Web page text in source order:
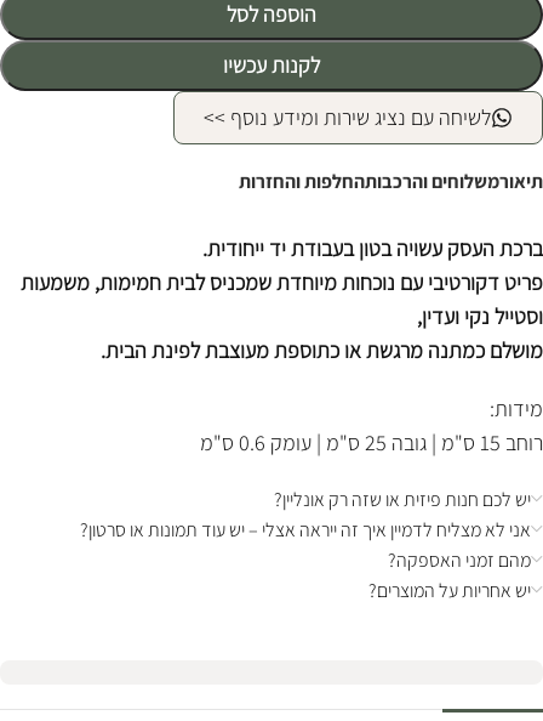
הוספה לסל
לקנות עכשיו
לשיחה עם נציג שירות ומידע נוסף >>
תיאורמשלוחים והרכבותהחלפות והחזרות
ברכת העסק עשויה בטון בעבודת יד ייחודית.
פריט דקורטיבי עם נוכחות מיוחדת שמכניס לבית חמימות, משמעות
וסטייל נקי ועדין,
מושלם כמתנה מרגשת או כתוספת מעוצבת לפינת הבית.
מידות:
רוחב 15 ס"מ | גובה 25 ס"מ | עומק 0.6 ס"מ
יש לכם חנות פיזית או שזה רק אונליין?
אני לא מצליח לדמיין איך זה ייראה אצלי – יש עוד תמונות או סרטון?
מהם זמני האספקה?
יש אחריות על המוצרים?